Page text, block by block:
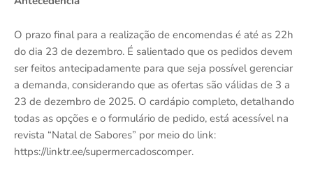
O prazo final para a realização de encomendas é até as 22h
do dia 23 de dezembro. É salientado que os pedidos devem
ser feitos antecipadamente para que seja possível gerenciar
a demanda, considerando que as ofertas são válidas de 3 a
23 de dezembro de 2025. O cardápio completo, detalhando
todas as opções e o formulário de pedido, está acessível na
revista “Natal de Sabores” por meio do link:
https://linktr.ee/supermercadoscomper.